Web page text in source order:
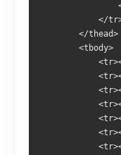
</
        </thead>
        <tbody>